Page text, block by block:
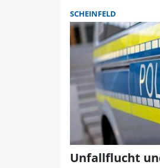
SCHEINFELD
Unfallflucht